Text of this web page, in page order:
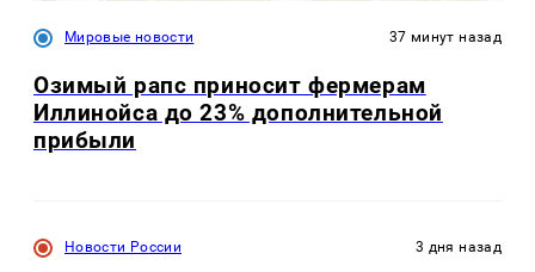
Мировые новости 37 минут назад
Озимый рапс приносит фермерам
Иллинойса до 23% дополнительной
прибыли
Новости России 3 дня назад